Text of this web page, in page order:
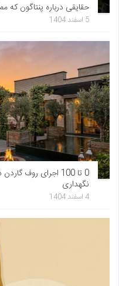
حقایقی درباره پنتاگون
5 اسفند 1404
0 تا 100 اجرای روف
نگهداری
4 اسفند 1404